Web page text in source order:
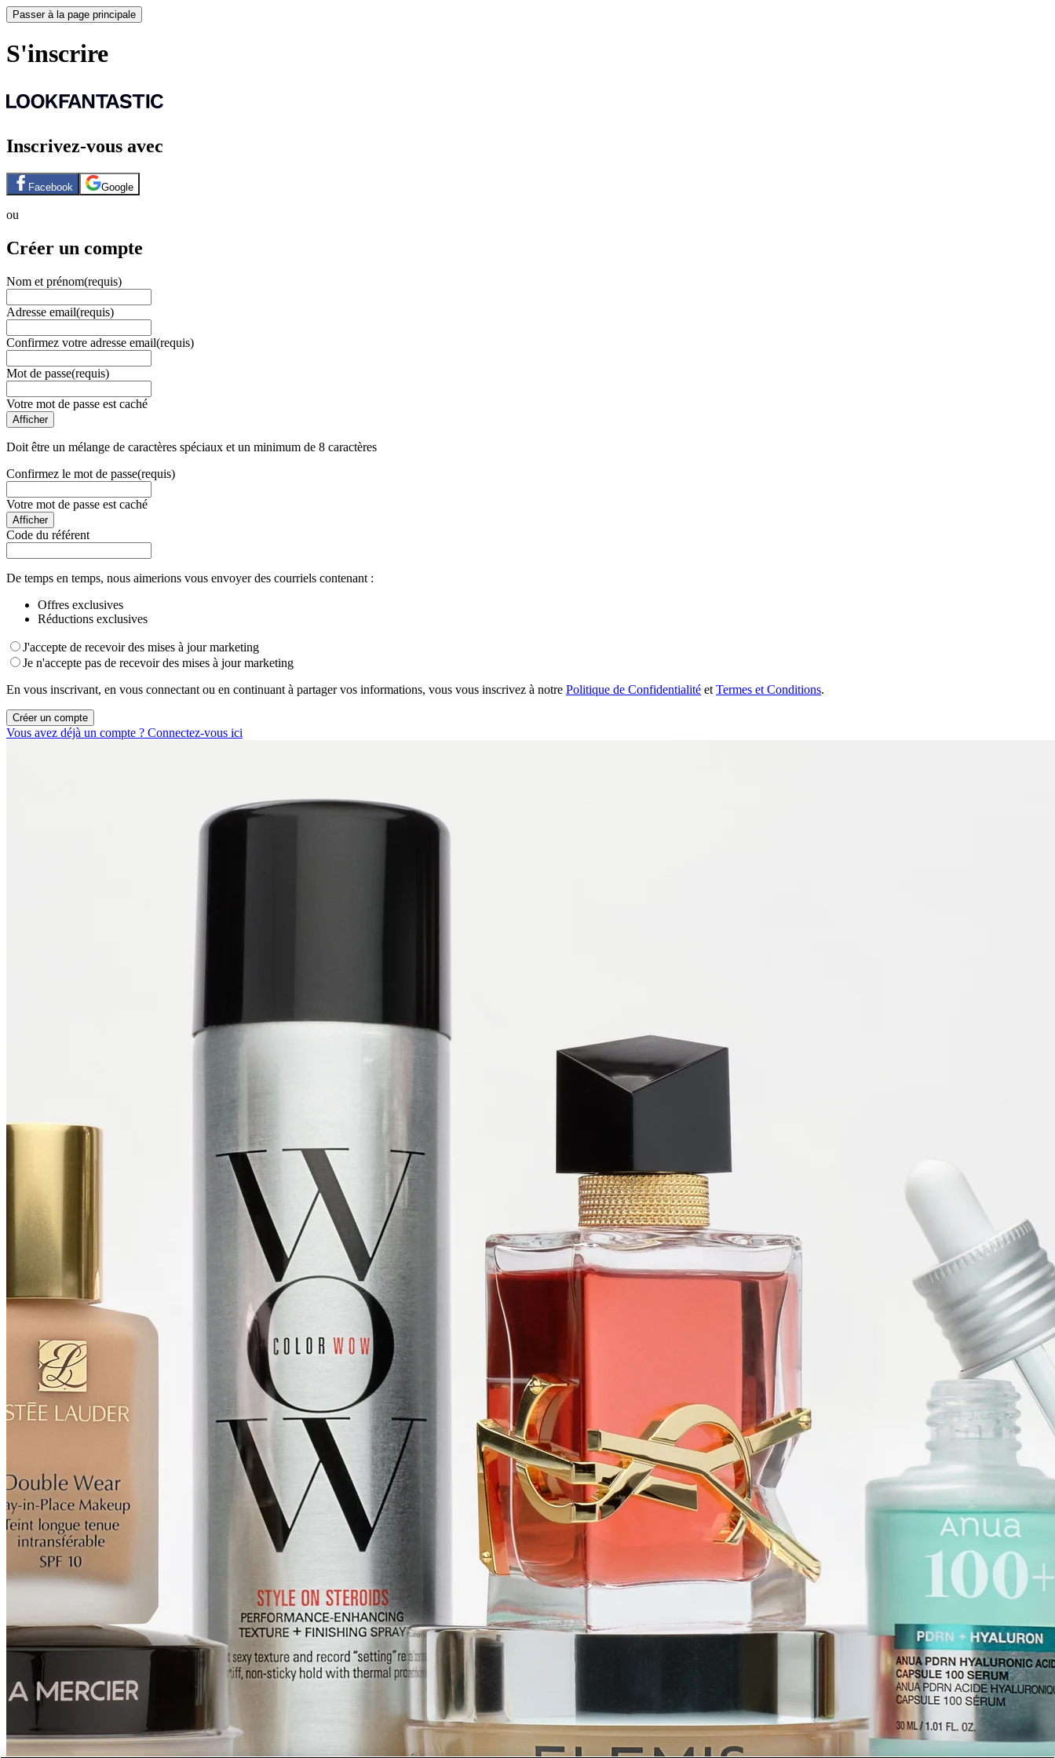
Passer à la page principale
S'inscrire
Inscrivez-vous avec
Facebook Google
ou
Créer un compte
Nom et prénom(requis)
Adresse email(requis)
Confirmez votre adresse email(requis)
Mot de passe(requis)
Votre mot de passe est caché
Afficher
Doit être un mélange de caractères spéciaux et un minimum de 8 caractères
Confirmez le mot de passe(requis)
Votre mot de passe est caché
Afficher
Code du référent
De temps en temps, nous aimerions vous envoyer des courriels contenant :
Offres exclusives
Réductions exclusives
J'accepte de recevoir des mises à jour marketing
Je n'accepte pas de recevoir des mises à jour marketing
En vous inscrivant, en vous connectant ou en continuant à partager vos informations, vous vous inscrivez à notre Politique de Confidentialité et Termes et Conditions.
Créer un compte
Vous avez déjà un compte ? Connectez-vous ici